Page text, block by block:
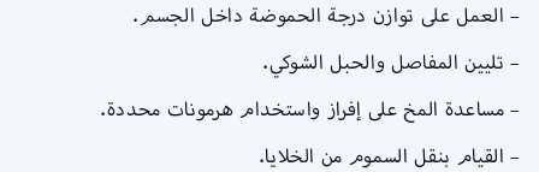
– العمل على توازن درجة الحموضة داخل الجسم.
– تليين المفاصل والحبل الشوكي.
– مساعدة المخ على إفراز واستخدام هرمونات محددة.
– القيام بنقل السموم من الخلايا.